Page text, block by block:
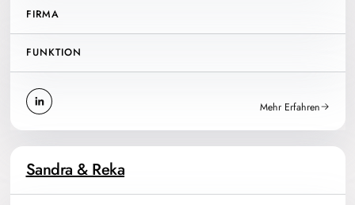
FIRMA
FUNKTION
Mehr Erfahren
Sandra & Reka